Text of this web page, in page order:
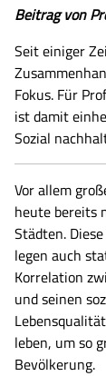
Beitrag von
Seit einiger
Fokus. Für
ist damit
Sozial
Vor allem
heute bereits
Städten.
legen auch
Korrelation
und seinen
leben, um so
Bevölkerung.